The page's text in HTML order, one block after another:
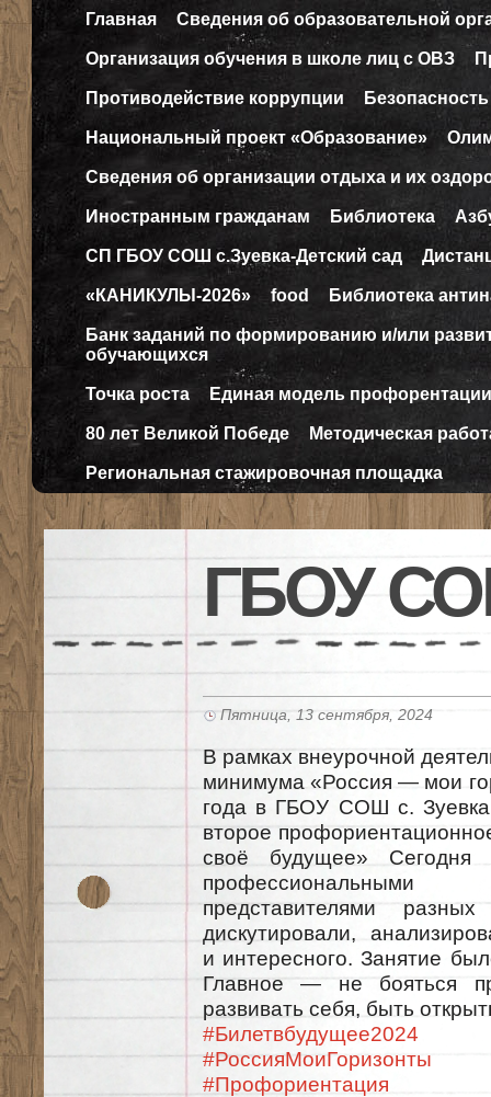
Главная Сведения об образовательной
Организация обучения в школе лиц с ОВЗ
Противодействие коррупции Безопасность
Национальный проект «Образование»
Сведения об организации отдыха и их
Иностранным гражданам Библиотека
СП ГБОУ СОШ с.Зуевка-Детский сад
«КАНИКУЛЫ-2026» food Библиотека
Банк заданий по формированию и/или
обучающихся
Точка роста Единая модель профорентации
80 лет Великой Победе Методическая
Региональная стажировочная площадка
ГБОУ
Пятница, 13 сентября, 2024
В рамках внеурочной
минимума «Россия — мои
года в ГБОУ СОШ с.
второе
своё будущее» Сегодня
представителями
дискутировали,
и интересного. Занятие
Главное — не бояться
развивать себя, быть
#Билетвбудущее2024
#РоссияМоиГоризонты
#Профориентация